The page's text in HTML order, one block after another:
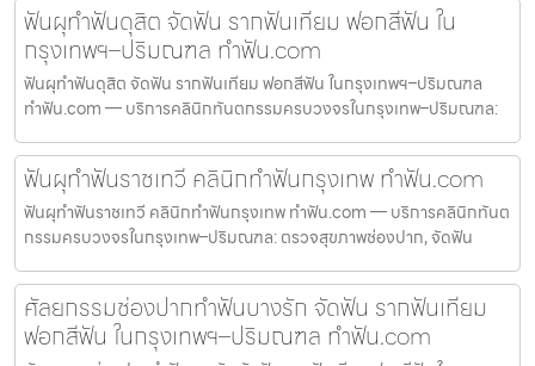
ฟันผุทำฟันดุสิต จัดฟัน รากฟันเทียม ฟอกสีฟัน ใน
กรุงเทพฯ–ปริมณฑล ทำฟัน.com
ฟันผุทำฟันดุสิต จัดฟัน รากฟันเทียม ฟอกสีฟัน ในกรุงเทพฯ–ปริมณฑล
ทำฟัน.com — บริการคลินิกทันตกรรมครบวงจรในกรุงเทพ–ปริมณฑล:
ฟันผุทำฟันราชเทวี คลินิกทำฟันกรุงเทพ ทำฟัน.com
ฟันผุทำฟันราชเทวี คลินิกทำฟันกรุงเทพ ทำฟัน.com — บริการคลินิกทันต
กรรมครบวงจรในกรุงเทพ–ปริมณฑล: ตรวจสุขภาพช่องปาก, จัดฟัน
ศัลยกรรมช่องปากทำฟันบางรัก จัดฟัน รากฟันเทียม
ฟอกสีฟัน ในกรุงเทพฯ–ปริมณฑล ทำฟัน.com